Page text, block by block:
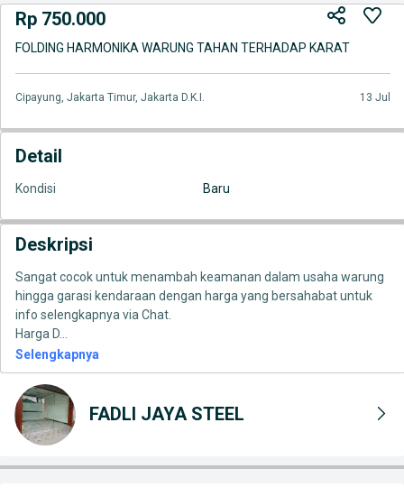
Rp 750.000
FOLDING HARMONIKA WARUNG TAHAN TERHADAP KARAT
Cipayung, Jakarta Timur, Jakarta D.K.I. 13 Jul
Detail
Kondisi Baru
Deskripsi
Sangat cocok untuk menambah keamanan dalam usaha warung
hingga garasi kendaraan dengan harga yang bersahabat untuk
info selengkapnya via Chat.
Harga D
Selengkapnya
FADLI JAYA STEEL